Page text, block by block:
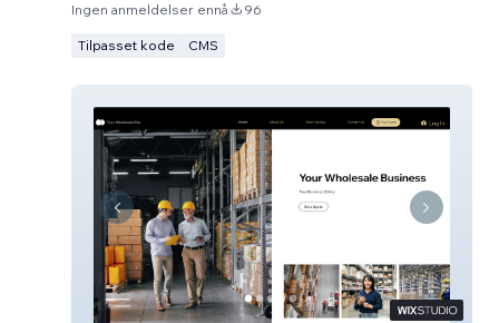
Ingen anmeldelser ennå 96
Tilpasset kode CMS